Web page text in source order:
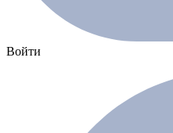
Войти